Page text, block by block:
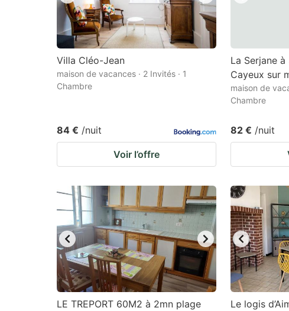
Villa Cléo-Jean
maison de vacances · 2 Invités · 1
Chambre
84 € /nuit
Voir l’offre
La Serjane
Cayeux sur
maison de
Chambre
82 € /nuit
LE TREPORT 60M2 à 2mn plage
Le logis